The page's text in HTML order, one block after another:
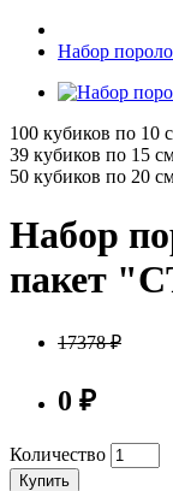
Набор
100 кубиков по 10
39 кубиков по 15
50 кубиков по 20
Набор
пакет
17378 ₽
0 ₽
Количество
Купить